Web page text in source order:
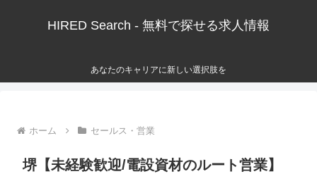
HIRED Search - 無料で探せる求人情報
あなたのキャリアに新しい選択肢を
ホーム セールス・営業
堺【未経験歓迎/電設資材のルート営業】